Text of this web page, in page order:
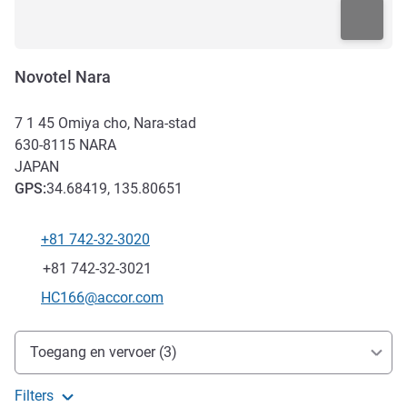
Novotel Nara
7 1 45 Omiya cho, Nara-stad
630-8115 NARA
JAPAN
GPS:34.68419, 135.80651
Telefoon
+81 742-32-3020
Fax
+81 742-32-3021
E-mailadres voor contact
HC166@accor.com
Toegang en transport
Toegang en vervoer (3)
Filters